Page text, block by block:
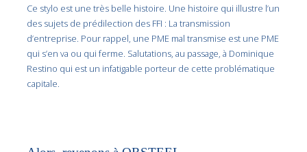
Ce stylo est une très belle histoire. Une histoire qui illustre l’un
des sujets de prédilection des FFI : La transmission
d’entreprise. Pour rappel, une PME mal transmise est une PME
qui s’en va ou qui ferme. Salutations, au passage, à Dominique
Restino qui est un infatigable porteur de cette problématique
capitale.